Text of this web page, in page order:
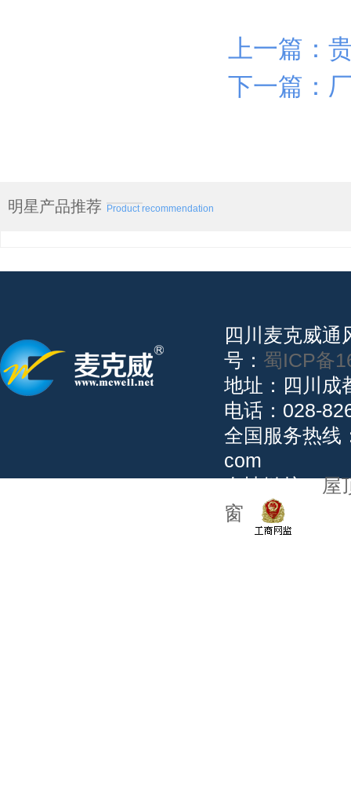
上一篇：
下一篇：
明星产品推荐 Product recommendation
四川麦克威
号： 蜀ICP备
地址：四川成
电话：028-
全国服务热
com
友情链接：屋
窗